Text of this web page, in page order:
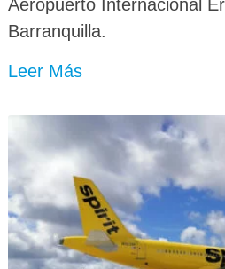
Aeropuerto Internacional
Barranquilla.
Leer Más